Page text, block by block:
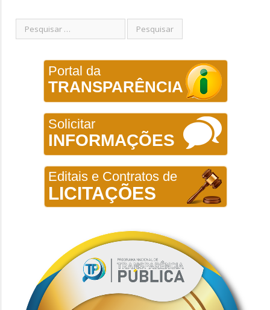
Portal da
TRANSPARÊNCIA
Solicitar
INFORMAÇÕES
Editais e Contratos de
LICITAÇÕES